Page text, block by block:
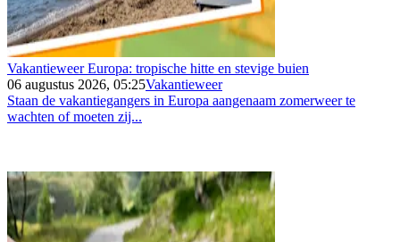
Vakantieweer Europa: tropische hitte en stevige buien
06 augustus 2026, 05:25Vakantieweer
Staan de vakantiegangers in Europa aangenaam zomerweer te
wachten of moeten zij...